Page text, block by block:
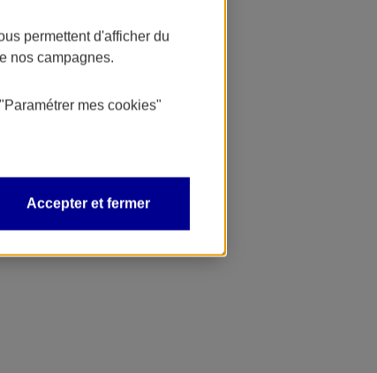
permettent d'afficher du
nos campagnes.
"Paramétrer mes cookies"
Accepter et fermer